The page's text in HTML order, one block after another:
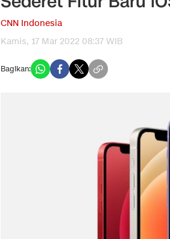
CNN Indonesia
Kamis, 17 Mar 2022 08:37 WIB
Bagikan: